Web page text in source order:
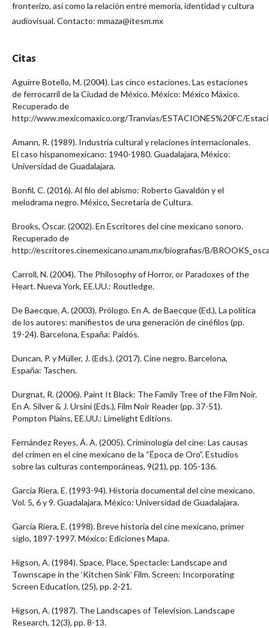
fronterizo, así como la relación entre memoria, identidad y cultura
audiovisual. Contacto: mmaza@itesm.mx
Citas
Aguirre Botello, M. (2004). Las cinco estaciones. Las estaciones
de ferrocarril de la Ciudad de México. México: México Máxico.
Recuperado de
http://www.mexicomaxico.org/Tranvias/ESTACIONES%20FC/
Amann, R. (1989). Industria cultural y relaciones internacionales.
El caso hispanomexicano: 1940-1980. Guadalajara, México:
Universidad de Guadalajara.
Bonfil, C. (2016). Al filo del abismo: Roberto Gavaldón y el
melodrama negro. México, Secretaría de Cultura.
Brooks, Óscar. (2002). En Escritores del cine mexicano sonoro.
Recuperado de
http://escritores.cinemexicano.unam.mx/biografias/B/
Carroll, N. (2004). The Philosophy of Horror, or Paradoxes of the
Heart. Nueva York, EE.UU.: Routledge.
De Baecque, A. (2003). Prólogo. En A. de Baecque (Ed.), La política
de los autores: manifiestos de una generación de cinéfilos (pp.
19-24). Barcelona, España: Paidós.
Duncan, P. y Müller, J. (Eds.). (2017). Cine negro. Barcelona,
España: Taschen.
Durgnat, R. (2006). Paint It Black: The Family Tree of the Film Noir.
En A. Silver & J. Ursini (Eds.), Film Noir Reader (pp. 37-51).
Pompton Plains, EE.UU.: Limelight Editions.
Fernández Reyes, Á. A. (2005). Criminología del cine: Las causas
del crimen en el cine mexicano de la “Época de Oro”. Estudios
sobre las culturas contemporáneas, 9(21), pp. 105-136.
García Riera, E. (1993-94). Historia documental del cine mexicano.
Vol. 5, 6 y 9. Guadalajara, México: Universidad de Guadalajara.
García Riera, E. (1998). Breve historia del cine mexicano, primer
siglo, 1897-1997. México: Ediciones Mapa.
Higson, A. (1984). Space, Place, Spectacle: Landscape and
Townscape in the ‘Kitchen Sink’ Film. Screen: Incorporating
Screen Education, (25), pp. 2-21.
Higson, A. (1987). The Landscapes of Television. Landscape
Research, 12(3), pp. 8-13.